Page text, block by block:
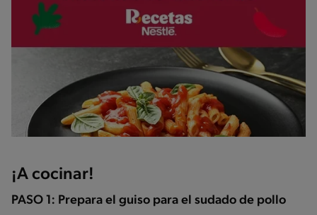
¡A cocinar!
PASO 1: Prepara el guiso para el sudado de pollo